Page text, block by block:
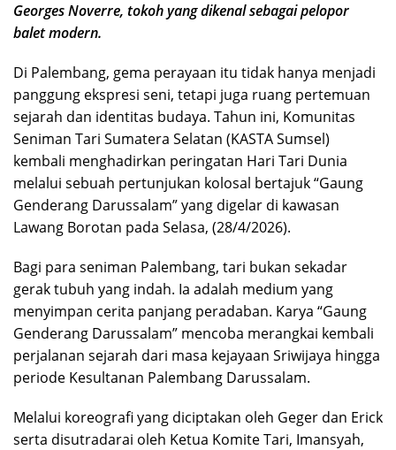
Georges Noverre, tokoh yang dikenal sebagai pelopor
balet modern.
Di Palembang, gema perayaan itu tidak hanya menjadi
panggung ekspresi seni, tetapi juga ruang pertemuan
sejarah dan identitas budaya. Tahun ini, Komunitas
Seniman Tari Sumatera Selatan (KASTA Sumsel)
kembali menghadirkan peringatan Hari Tari Dunia
melalui sebuah pertunjukan kolosal bertajuk “Gaung
Genderang Darussalam” yang digelar di kawasan
Lawang Borotan pada Selasa, (28/4/2026).
Bagi para seniman Palembang, tari bukan sekadar
gerak tubuh yang indah. Ia adalah medium yang
menyimpan cerita panjang peradaban. Karya “Gaung
Genderang Darussalam” mencoba merangkai kembali
perjalanan sejarah dari masa kejayaan Sriwijaya hingga
periode Kesultanan Palembang Darussalam.
Melalui koreografi yang diciptakan oleh Geger dan Erick
serta disutradarai oleh Ketua Komite Tari, Imansyah,